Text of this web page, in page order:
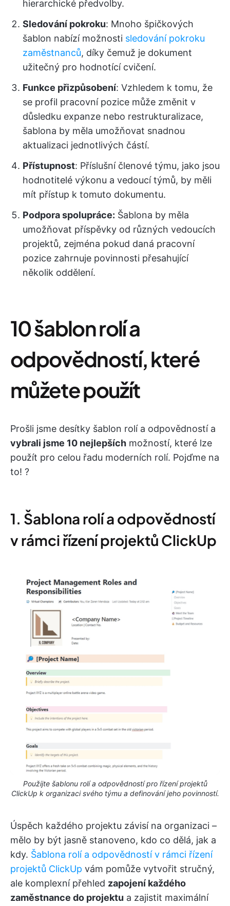
hierarchické předvolby.
Sledování pokroku: Mnoho špičkových
šablon nabízí možnosti sledování pokroku
zaměstnanců, díky čemuž je dokument
užitečný pro hodnotící cvičení.
Funkce přizpůsobení: Vzhledem k tomu, že
se profil pracovní pozice může změnit v
důsledku expanze nebo restrukturalizace,
šablona by měla umožňovat snadnou
aktualizaci jednotlivých částí.
Přístupnost: Příslušní členové týmu, jako jsou
hodnotitelé výkonu a vedoucí týmů, by měli
mít přístup k tomuto dokumentu.
Podpora spolupráce: Šablona by měla
umožňovat příspěvky od různých vedoucích
projektů, zejména pokud daná pracovní
pozice zahrnuje povinnosti přesahující
několik oddělení.
10 šablon rolí a
odpovědností, které
můžete použít
Prošli jsme desítky šablon rolí a odpovědností a
vybrali jsme 10 nejlepších možností, které lze
použít pro celou řadu moderních rolí. Pojďme na
to! ?
1. Šablona rolí a odpovědností
v rámci řízení projektů ClickUp
Použijte šablonu rolí a odpovědností pro řízení projektů
ClickUp k organizaci svého týmu a definování jeho povinností.
Úspěch každého projektu závisí na organizaci –
mělo by být jasně stanoveno, kdo co dělá, jak a
kdy. Šablona rolí a odpovědností v rámci řízení
projektů ClickUp vám pomůže vytvořit stručný,
ale komplexní přehled zapojení každého
zaměstnance do projektu a zajistit maximální